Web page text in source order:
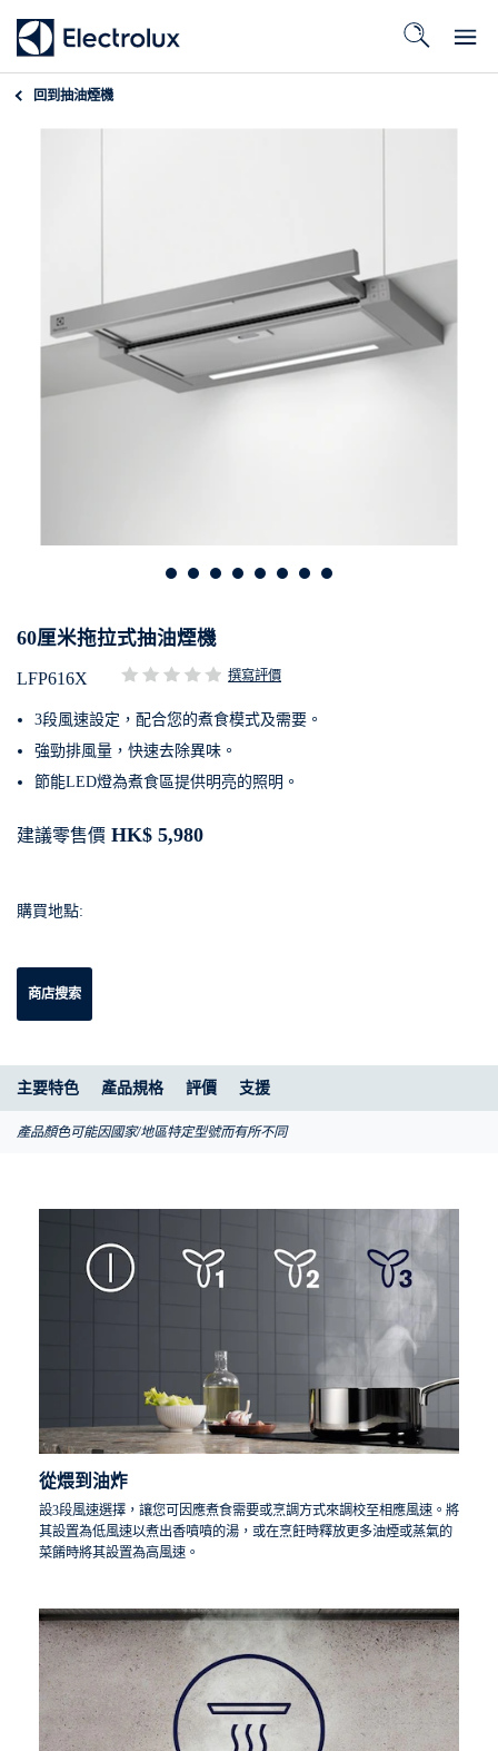
回到抽油煙機
60厘米拖拉式抽油煙機
LFP616X 撰寫評價
3段風速設定，配合您的煮食模式及需要。
強勁排風量，快速去除異味。
節能LED燈為煮食區提供明亮的照明。
建議零售價 HK$ 5,980
購買地點:
商店搜索
主要特色 產品規格 評價 支援
產品顏色可能因國家/地區特定型號而有所不同
從煨到油炸
設3段風速選擇，讓您可因應煮食需要或烹調方式來調校至相應風速。將
其設置為低風速以煮出香噴噴的湯，或在烹飪時釋放更多油煙或蒸氣的
菜餚時將其設置為高風速。